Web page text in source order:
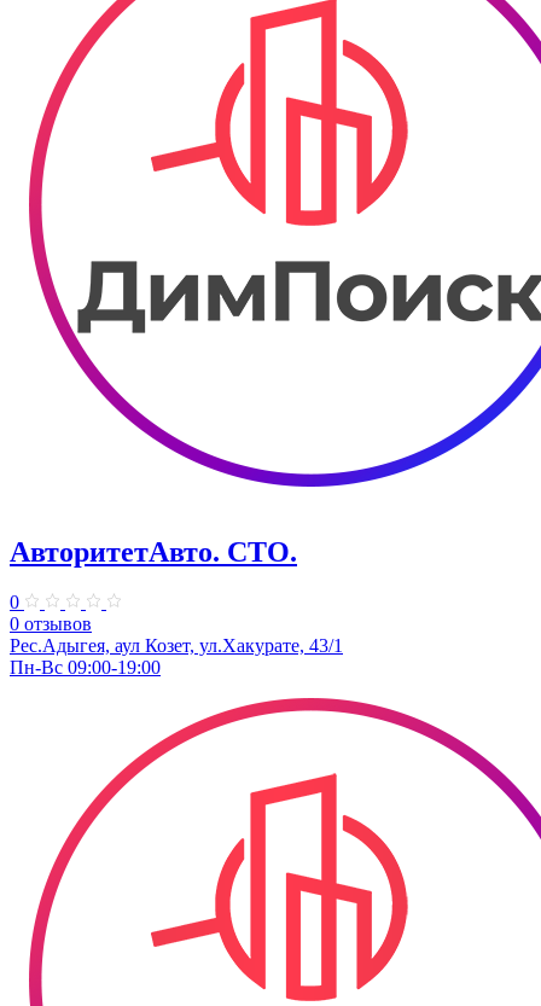
АвторитетАвто. СТО.
0
0 отзывов
Рес.Адыгея, аул Козет, ул.Хакурате, 43/1
Пн-Вс 09:00-19:00